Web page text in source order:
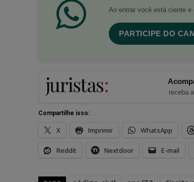
Ao entrar você está ciente e
PARTICIPE DO
receba
Compartilhe isso:
X Imprimir WhatsApp
Reddit Nextdoor E-mail